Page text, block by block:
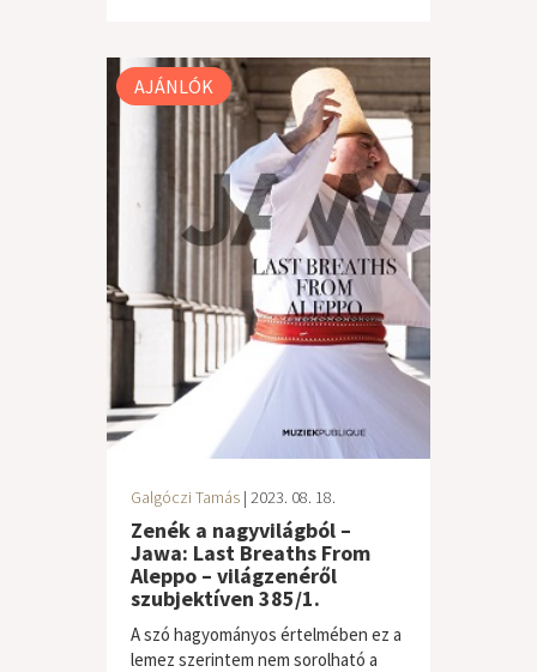
AJÁNLÓK
Galgóczi Tamás | 2023. 08. 18.
Zenék a nagyvilágból –
Jawa: Last Breaths From
Aleppo – világzenéről
szubjektíven 385/1.
A szó hagyományos értelmében ez a
lemez szerintem nem sorolható a